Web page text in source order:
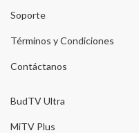
Soporte
Términos y Condiciones
Contáctanos
BudTV Ultra
MiTV Plus